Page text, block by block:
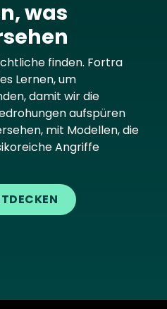
was
finden. Fortra
Lernen, um
damit wir die
aufspüren
mit Modellen, die
Angriffe